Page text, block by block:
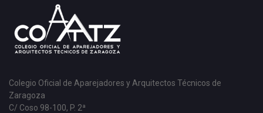
Colegio Oficial de Aparejadores y Arquitectos Técnicos de
Zaragoza
C/ Coso 98-100, P. 2ª